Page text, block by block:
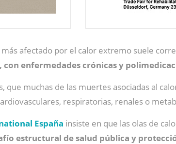
afectado por el calor extremo suele
con enfermedades crónicas y
que muchas de las muertes asociadas al
respiratorias, renales o
España insiste en que las olas de
estructural de salud pública y